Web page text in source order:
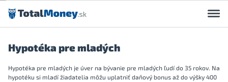
Preskočiť na obsah
Hypotéka pre mladých
Hypotéka pre mladých je úver na bývanie pre mladých ľudí do 35 rokov. Na
hypotéku si mladí žiadatelia môžu uplatniť daňový bonus až do výšky 400